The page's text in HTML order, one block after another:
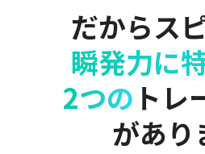
だからス
瞬発力に
2つの トレ
があり